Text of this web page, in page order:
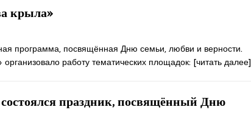
крыла»
программа, посвящённая Дню семьи, любви и верности.
работу тематических площадок: [читать далее]
праздник, посвящённый Дню